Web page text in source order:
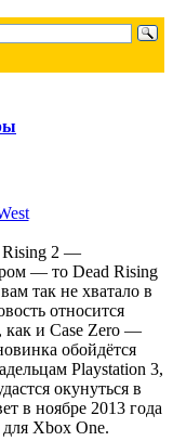
Rising 2 —
— то Dead Rising
так не хватало в
относится
как и Case Zero —
обойдётся
Playstation 3,
окунуться в
в ноябре 2013 года
для Xbox One.